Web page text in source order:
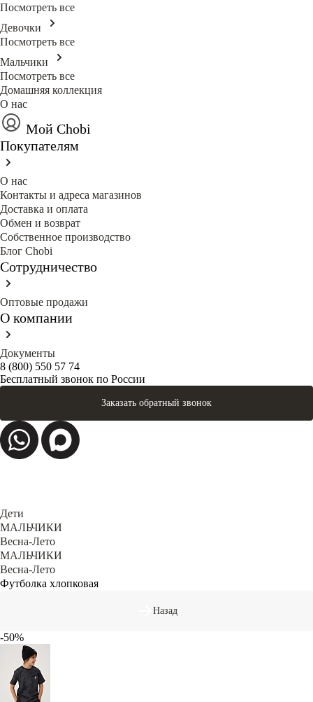
Посмотреть все
Девочки
Посмотреть все
Мальчики
Посмотреть все
Домашняя коллекция
О нас
Мой Chobi
Покупателям
О нас
Контакты и адреса магазинов
Доставка и оплата
Обмен и возврат
Собственное производство
Блог Сhobi
Сотрудничество
Оптовые продажи
О компании
Документы
8 (800) 550 57 74
Бесплатный звонок по России
Заказать обратный звонок
Дети
МАЛЬЧИКИ
Весна-Лето
МАЛЬЧИКИ
Весна-Лето
Футболка хлопковая
Назад
-50%